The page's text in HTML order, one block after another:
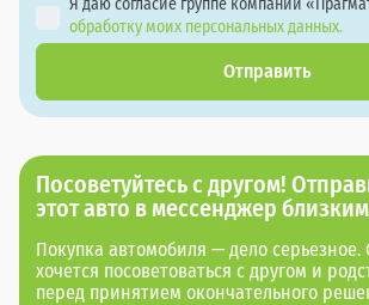
Я даю согласие группе компаний
обработку моих персональных данных.
Отправить
Посоветуйтесь с другом!
этот авто в мессенджер
Покупка автомобиля — дело серьезное.
хочется посоветоваться с другом и
перед принятием окончательного